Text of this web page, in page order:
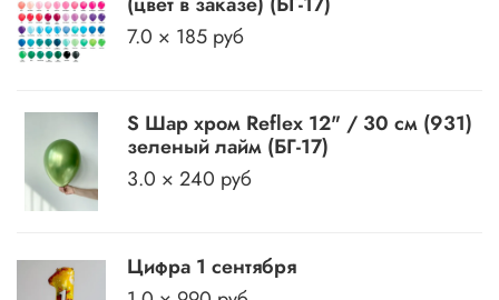
7.0 × 185 руб
S Шар хром Reflex 12" / 30 см (931)
зеленый лайм (БГ-17)
3.0 × 240 руб
Цифра 1 сентября